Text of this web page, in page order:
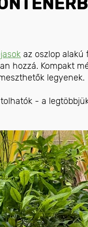
az oszlop alakú
hozzá. Kompakt
legyenek.
- a